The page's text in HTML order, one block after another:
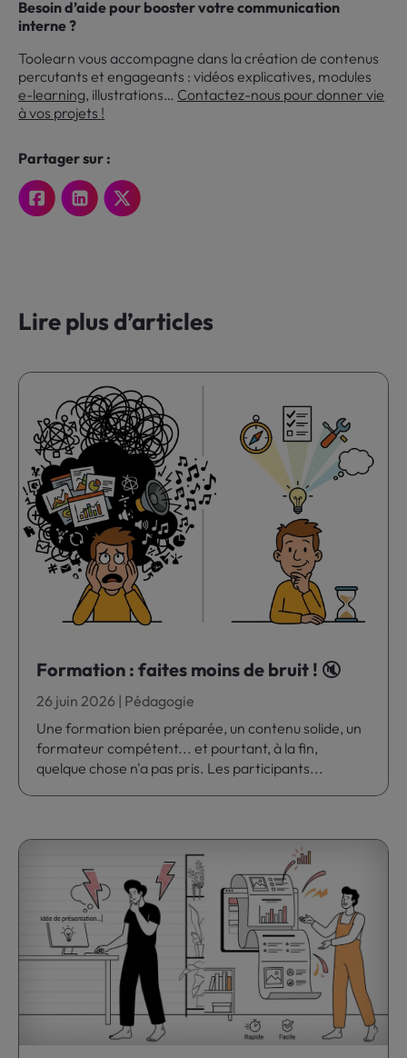
Besoin d’aide pour booster votre communication
interne ?
Toolearn vous accompagne dans la création de contenus
percutants et engageants : vidéos explicatives, modules
e-learning, illustrations… Contactez-nous pour donner vie
à vos projets !
Partager sur :
Lire plus d’articles
Formation : faites moins de bruit ! 🔇
26 juin 2026 | Pédagogie
Une formation bien préparée, un contenu solide, un
formateur compétent... et pourtant, à la fin,
quelque chose n'a pas pris. Les participants...